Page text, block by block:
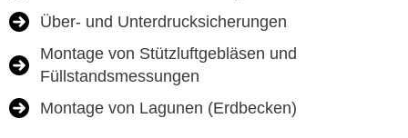
Über- und Unterdrucksicherungen
Montage von Stützluftgebläsen und
Füllstandsmessungen
Montage von Lagunen (Erdbecken)